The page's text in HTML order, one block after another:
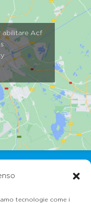
tecnologie come i
abilitare Acf